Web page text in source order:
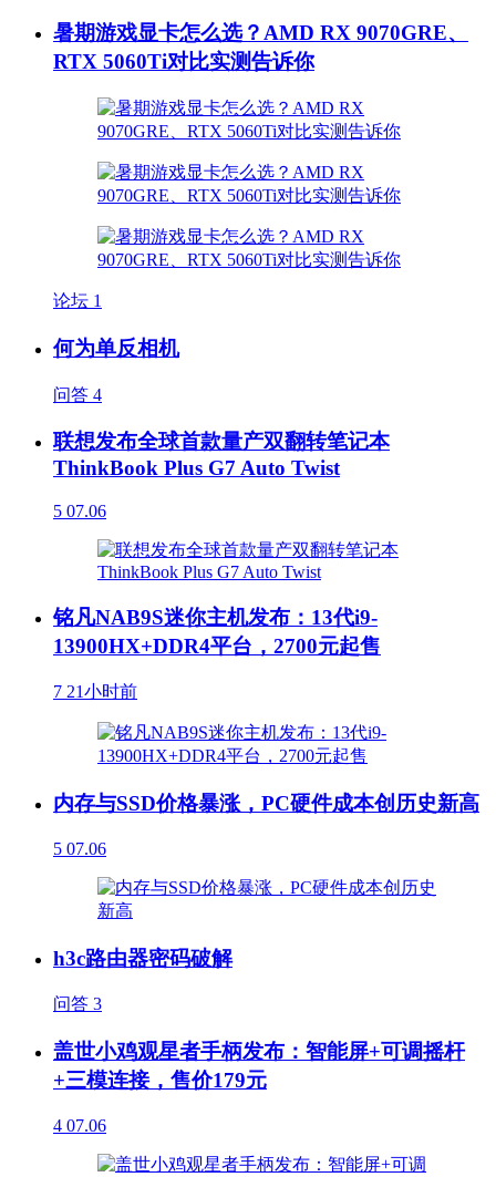
暑期游戏显卡怎么选？AMD RX 9070GRE、
RTX 5060Ti对比实测告诉你
论坛 1
何为单反相机
问答 4
联想发布全球首款量产双翻转笔记本
ThinkBook Plus G7 Auto Twist
5 07.06
铭凡NAB9S迷你主机发布：13代i9-
13900HX+DDR4平台，2700元起售
7 21小时前
内存与SSD价格暴涨，PC硬件成本创历史新高
5 07.06
h3c路由器密码破解
问答 3
盖世小鸡观星者手柄发布：智能屏+可调摇杆
+三模连接，售价179元
4 07.06